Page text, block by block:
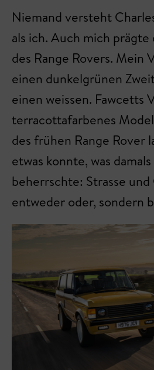
Niemand versteht
als ich. Auch mich
des Range Rovers. Mein
einen dunkelgrünen
einen weissen. Fawcetts
terracottafarbenes
des frühen Range Rover
etwas konnte, was
beherrschte: Strasse
entweder oder, sondern